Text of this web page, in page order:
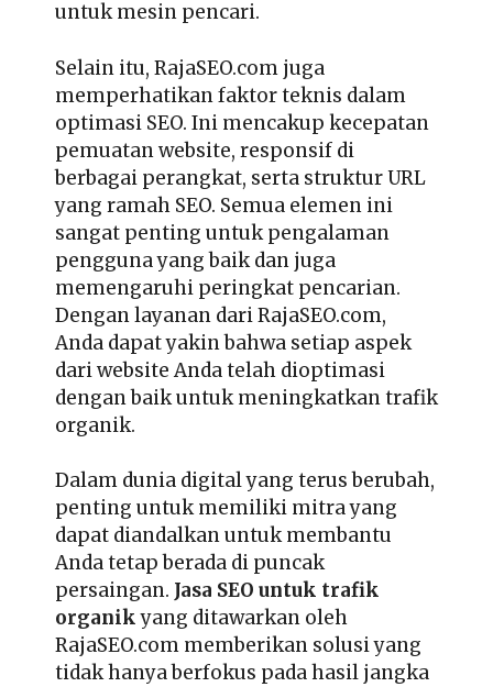
untuk mesin pencari.
Selain itu, RajaSEO.com juga
memperhatikan faktor teknis dalam
optimasi SEO. Ini mencakup kecepatan
pemuatan website, responsif di
berbagai perangkat, serta struktur URL
yang ramah SEO. Semua elemen ini
sangat penting untuk pengalaman
pengguna yang baik dan juga
memengaruhi peringkat pencarian.
Dengan layanan dari RajaSEO.com,
Anda dapat yakin bahwa setiap aspek
dari website Anda telah dioptimasi
dengan baik untuk meningkatkan trafik
organik.
Dalam dunia digital yang terus berubah,
penting untuk memiliki mitra yang
dapat diandalkan untuk membantu
Anda tetap berada di puncak
persaingan. Jasa SEO untuk trafik
organikyang ditawarkan oleh
RajaSEO.com memberikan solusi yang
tidak hanya berfokus pada hasil jangka